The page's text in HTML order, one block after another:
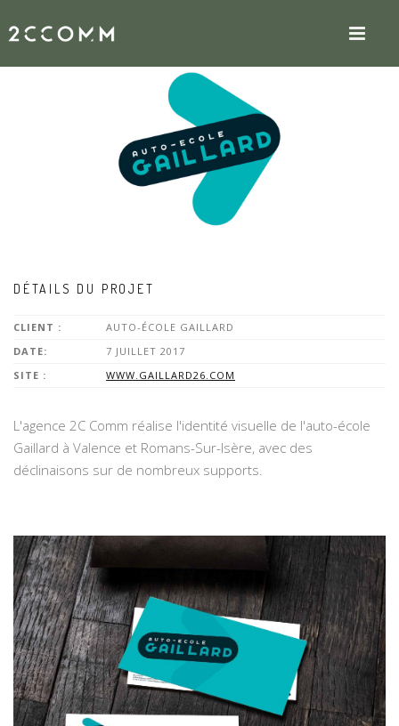
DÉTAILS DU PROJET
CLIENT :
AUTO-ÉCOLE GAILLARD
DATE:
7 JUILLET 2017
SITE :
WWW.GAILLARD26.COM
L'agence 2C Comm réalise l'identité visuelle de l'auto-école
Gaillard à Valence et Romans-Sur-Isère, avec des
déclinaisons sur de nombreux supports.